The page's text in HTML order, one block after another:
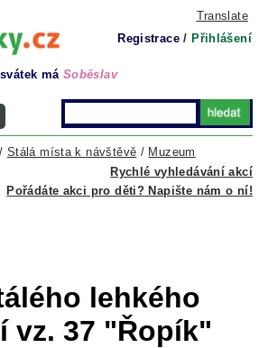
Translate
Registrace / Přihlášení
má Soběslav
Rychlé vyhledávání akcí
/ Stálá místa k návštěvě / Muzeum
Pořádáte akci pro děti? Napište nám o ní!
lehkého
vz. 37 "Řopík"